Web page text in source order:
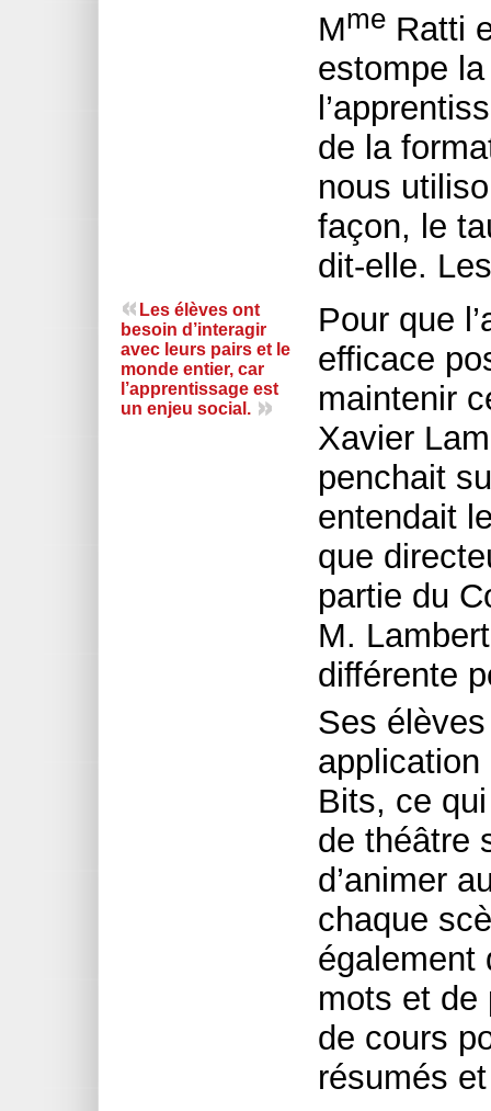
Mme Ratti
estompe
de la
nous
façon, le
dit-elle.
Les élèves ont
besoin d’interagir
avec leurs pairs et le
monde entier, car
l’apprentissage est
un enjeu social.
Pour que
efficace
maintenir
Xavier
penchait
entendait
que
partie du
M.
différente
Ses
Bits, ce
de théâtre
d’animer
chaque
également
mots et de
de cours
résumés